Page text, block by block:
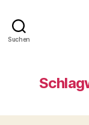
Suchen